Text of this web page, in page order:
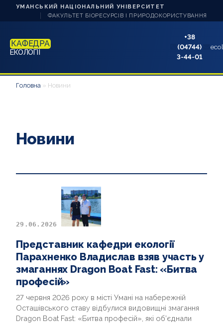
УМАНСЬКИЙ НАЦІОНАЛЬНИЙ УНІВЕРСИТЕТ
ФАКУЛЬТЕТ БІОРЕСУРСІВ І ПРИРОДОКОРИСТУВАННЯ
КАФЕДРА
ЕКОЛОГІЇ
+38
(04744)
3-44-01
ПРО КАФЕДРУ
СТУДЕНТУ
АБІТУРІЄНТУ
АКРЕДИТАЦІЇ
АСПІРАНТУ
НОВИНИ
ДОКУМЕНТИ ТА АРХІВИ
ДОПОМОГА АВТОРУ
INTERNATIONAL PROJECT
Головна » Новини
Новини
29.06.2026
Представник кафедри екології
Парахненко Владислав взяв участь у
змаганнях Dragon Boat Fast: «Битва
професій»
27 червня 2026 року в місті Умані на набережній
Осташівського ставу відбулися видовищні змагання
Dragon Boat Fast: «Битва професій», які об’єднали